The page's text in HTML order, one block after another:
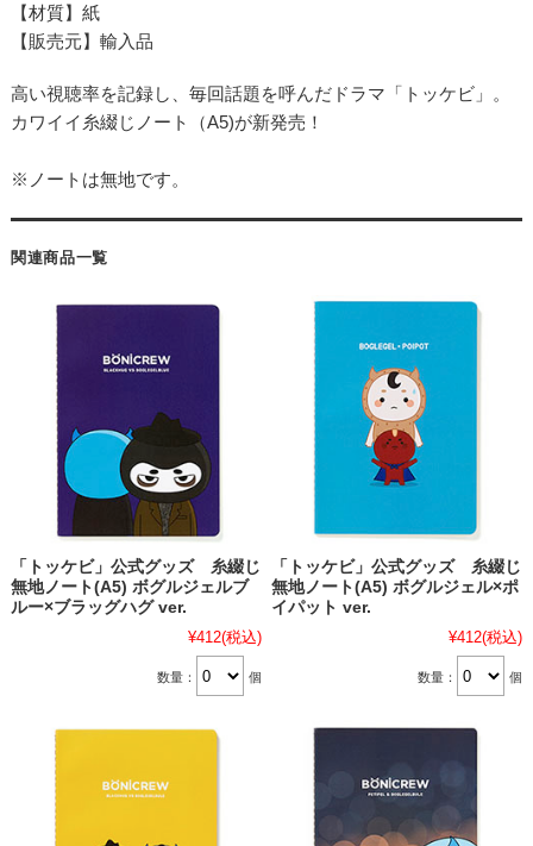
【材質】紙
【販売元】輸入品
高い視聴率を記録し、毎回話題を呼んだドラマ「トッケビ」。
カワイイ糸綴じノート（A5)が新発売！
※ノートは無地です。
関連商品一覧
「トッケビ」公式グッズ 糸綴じ
無地ノート(A5) ボグルジェルブ
ルー×ブラッグハグ ver.
¥412(税込)
数量： 個
「トッケビ」公式グッズ 糸綴じ
無地ノート(A5) ボグルジェル×ポ
イパット ver.
¥412(税込)
数量： 個